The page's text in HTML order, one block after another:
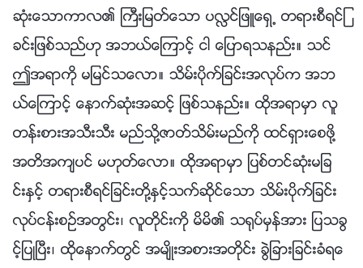
ဆုံးေသာကာလ၏ ႀကီးျမတ္ေသာ ပလႅင္ျဖဴေရွ႕ တရားစီရင္ျ
ခင္းျဖစ္သည္ဟု အဘယ္ေၾကာင့္ ငါ ေျပာရသနည္း။ သင္
ဤအရာကို မျမင္သေလာ။ သိမ္းပိုက္ျခင္းအလုပ္က အဘ
ယ္ေၾကာင့္ ေနာက္ဆုံးအဆင့္ ျဖစ္သနည္း။ ထိုအရာမွာ လူ
တန္းစားအသီးသီး မည္သို႔ဇာတ္သိမ္းမည္ကို ထင္ရွားေစဖို႔
အတိအက်ပင္ မဟုတ္ေလာ။ ထိုအရာမွာ ျပစ္တင္ဆုံးမျခ
င္းႏွင့္ တရားစီရင္ျခင္းတို႔ႏွင့္သက္ဆိုင္ေသာ သိမ္းပိုက္ျခင္း
လုပ္ငန္းစဥ္အတြင္း၊ လူတိုင္းကို မိမိ၏ သ႐ုပ္မွန္အား ျပသခြ
င့္ျပဳၿပီး၊ ထိုေနာက္တြင္ အမ်ိဳးအစားအတိုင္း ခြဲျခားျခင္းခံရေ